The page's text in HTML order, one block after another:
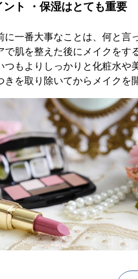
ント ・保湿はとても重要
に一番大事なことは、何と言
で肌を整えた後にメイクをす
つもよりしっかりと化粧水や
きを取り除いてからメイクを